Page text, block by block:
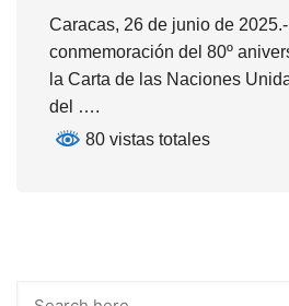
Caracas, 26 de junio de
conmemoración del 80º
la Carta de las Naciones
del ….
80 vistas totales